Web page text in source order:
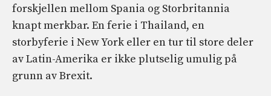
forskjellen mellom Spania og Storbritannia
knapt merkbar. En ferie i Thailand, en
storbyferie i New York eller en tur til store deler
av Latin-Amerika er ikke plutselig umulig på
grunn av Brexit.